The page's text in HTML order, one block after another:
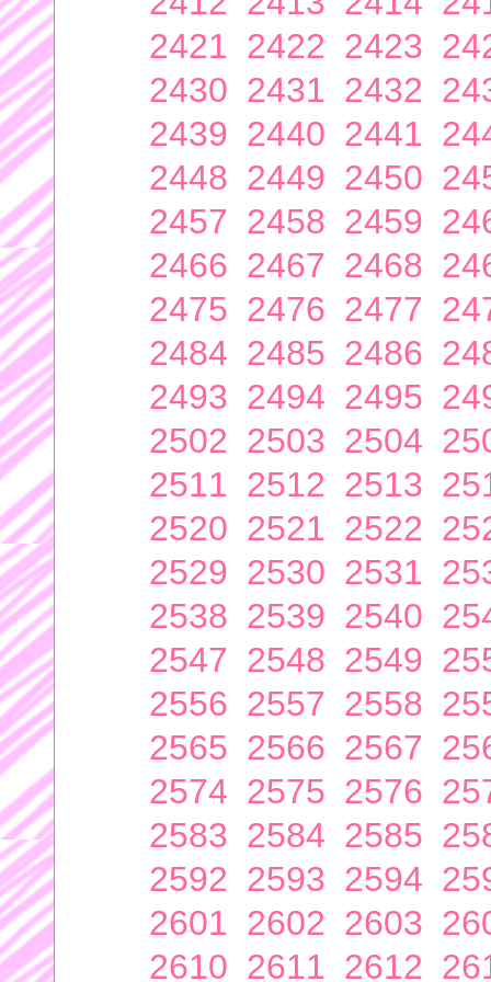
2421 2422 2423
2430 2431 2432
2439 2440 2441
2448 2449 2450
2457 2458 2459
2466 2467 2468
2475 2476 2477
2484 2485 2486
2493 2494 2495
2502 2503 2504
2511 2512 2513
2520 2521 2522
2529 2530 2531
2538 2539 2540
2547 2548 2549
2556 2557 2558
2565 2566 2567
2574 2575 2576
2583 2584 2585
2592 2593 2594
2601 2602 2603
2610 2611 2612